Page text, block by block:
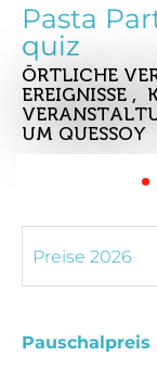
Pasta
quiz
ÖRTLICHE
EREIGNISSE ,
UM QUESSOY
Pauschalpreis